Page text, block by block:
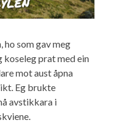
som gav meg
koseleg prat med ein
mot aust åpna
Eg brukte
avstikkara i